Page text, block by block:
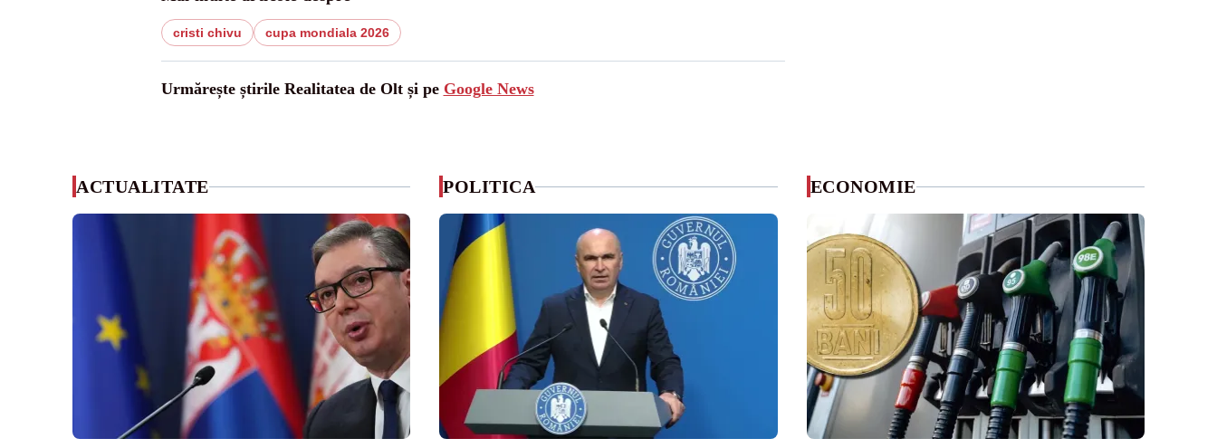
cristi chivu cupa mondiala 2026
Urmărește știrile Realitatea de Olt și pe Google News
ACTUALITATE POLITICA ECONOMIE